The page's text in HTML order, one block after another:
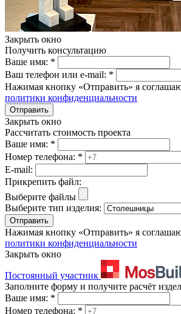
Закрыть окно
Получить консультацию
Ваше имя: *
Ваш телефон или e-mail: *
Нажимая кнопку «Отправить» я
политики конфиденциальности
Отправить
Закрыть окно
Рассчитать стоимость проекта
Ваше имя: *
Номер телефона: *
E-mail:
Прикрепить файл:
Выберите файлы
Выберите тип изделия:
Отправить
Нажимая кнопку «Отправить» я
политики конфиденциальности
Закрыть окно
Постоянный участник
Заполните форму и получите расчёт
Ваше имя: *
Номер телефона: *